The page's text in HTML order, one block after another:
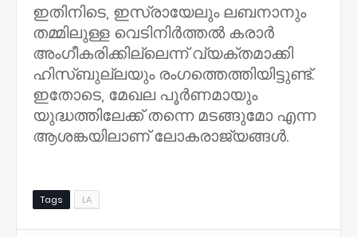
ഇതിനിടെ, ഇസ്രായേലും ലബനാനും
തമ്മിലുള്ള വെടിനിർത്തൽ കരാർ
അംഗീകരിക്കില്ലെന്ന് വ്യക്തമാക്കി
ഹിസ്ബുല്ലയും രംഗത്തെത്തിയിട്ടുണ്ട്.
ഇതോടെ, മേഖല പൂർണമായും
യുദ്ധത്തിലേക്ക് തന്നെ മടങ്ങുമോ എന്ന
ആശങ്കയിലാണ് ലോകരാജ്യങ്ങൾ.
Tags LA